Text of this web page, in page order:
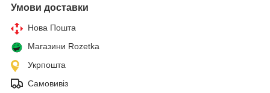
Умови доставки
Нова Пошта
Магазини Rozetka
Укрпошта
Самовивіз